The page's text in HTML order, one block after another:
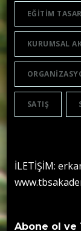
EĞITIM
KURUMSAL
SATIŞ
İLETİŞİM:
Abone ol ve